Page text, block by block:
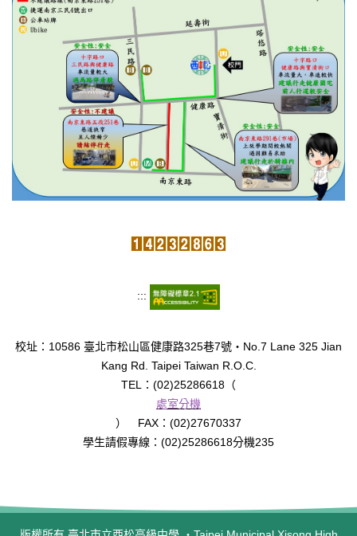
好站連結
上放學安全路線圖
交通安全教育影片欣賞
汽機車線上模擬考
:::
校址：10586 臺北市松山區健康路325巷7號‧No.7 Lane 325 Jian
Kang Rd. Taipei Taiwan R.O.C.
TEL：(02)25286618（
處室分機
） FAX：(02)27670337
學生請假專線：(02)25286618分機235